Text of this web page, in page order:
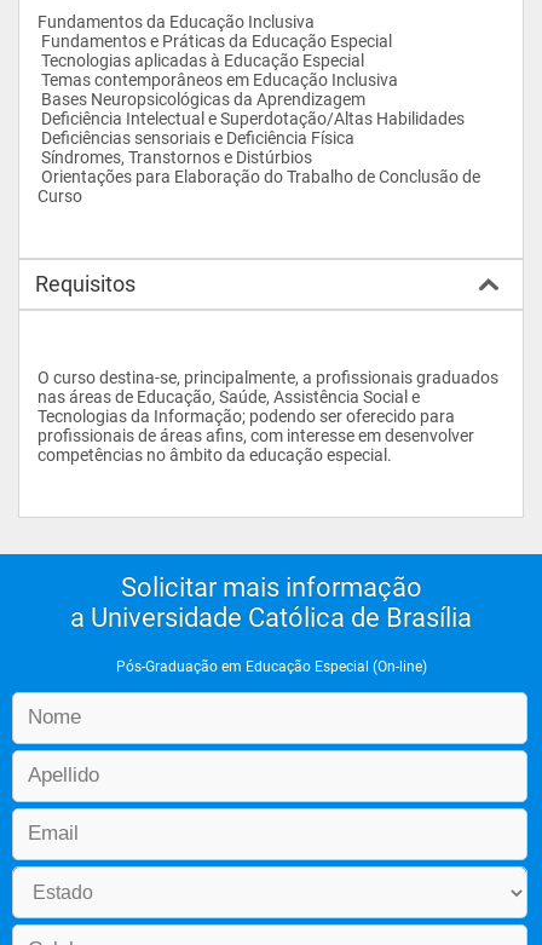
investigação científica das necessidades especiais para
utilização nos âmbitos educacional e social.
Fundamentos da Educação Inclusiva
Fundamentos e Práticas da Educação Especial
Tecnologias aplicadas à Educação Especial
Temas contemporâneos em Educação Inclusiva
Bases Neuropsicológicas da Aprendizagem
Deficiência Intelectual e Superdotação/Altas Habilidades
Deficiências sensoriais e Deficiência Física
Síndromes, Transtornos e Distúrbios
Curso
Requisitos
O curso destina-se, principalmente, a profissionais graduados
nas áreas de Educação, Saúde, Assistência Social e
Tecnologias da Informação; podendo ser oferecido para
profissionais de áreas afins, com interesse em desenvolver
competências no âmbito da educação especial.
Solicitar mais informação
a Universidade Católica de Brasília
Pós-Graduação em Educação Especial (On-line)